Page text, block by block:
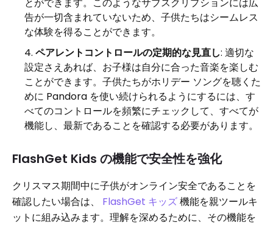
告が一切含まれていないため、子供たちはシームレス
な体験を得ることができます。
ペアレントコントロールの定期的な見直し: 適切な
設定さえあれば、お子様は自分に合った音楽を楽しむ
ことができます。子供たちがホリデー ソングを聴くた
めに Pandora を使い続けられるようにするには、す
べてのコントロールを頻繁にチェックして、すべてが
機能し、最新であることを確認する必要があります。
FlashGet Kids の機能で安全性を強化
クリスマス期間中に子供がオンライン安全であることを
確認したい場合は、 FlashGet キッズ機能を親ツールキ
ットに組み込みます。理解を深めるために、その機能を